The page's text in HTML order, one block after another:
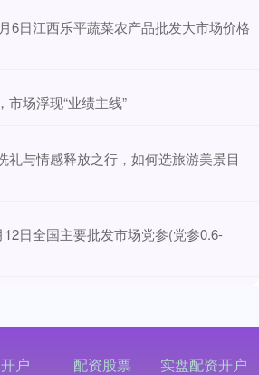
6日江西乐平蔬菜农产品批发大市场价格
市场浮现“业绩主线”
礼与情感释放之行，如何选旅游美景目
日全国主要批发市场党参(党参0.6-
户 配资股票 实盘配资开户